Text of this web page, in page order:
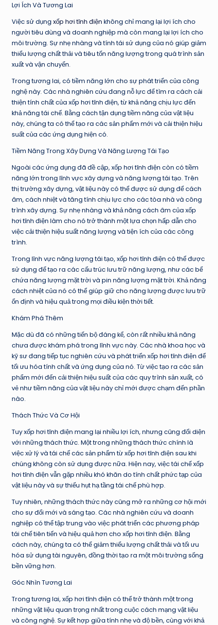
Lợi Ích Và Tương Lai
Việc sử dụng xốp hơi tĩnh điện không chỉ mang lại lợi ích cho
người tiêu dùng và doanh nghiệp mà còn mang lại lợi ích cho
môi trường. Sự nhẹ nhàng và tính tái sử dụng của nó giúp giảm
thiểu lượng chất thải và tiêu tốn năng lượng trong quá trình sản
xuất và vận chuyển.
Trong tương lai, có tiềm năng lớn cho sự phát triển của công
nghệ này. Các nhà nghiên cứu đang nỗ lực để tìm ra cách cải
thiện tính chất của xốp hơi tĩnh điện, từ khả năng chịu lực đến
khả năng tái chế. Bằng cách tận dụng tiềm năng của vật liệu
này, chúng ta có thể tạo ra các sản phẩm mới và cải thiện hiệu
suất của các ứng dụng hiện có.
Tiềm Năng Trong Xây Dựng Và Năng Lượng Tái Tạo
Ngoài các ứng dụng đã đề cập, xốp hơi tĩnh điện còn có tiềm
năng lớn trong lĩnh vực xây dựng và năng lượng tái tạo. Trên
thị trường xây dựng, vật liệu này có thể được sử dụng để cách
âm, cách nhiệt và tăng tính chịu lực cho các tòa nhà và công
trình xây dựng. Sự nhẹ nhàng và khả năng cách âm của xốp
hơi tĩnh điện làm cho nó trở thành một lựa chọn hấp dẫn cho
việc cải thiện hiệu suất năng lượng và tiện ích của các công
trình.
Trong lĩnh vực năng lượng tái tạo, xốp hơi tĩnh điện có thể được
sử dụng để tạo ra các cấu trúc lưu trữ năng lượng, như các bể
chứa năng lượng mặt trời và pin năng lượng mặt trời. Khả năng
cách nhiệt của nó có thể giúp giữ cho năng lượng được lưu trữ
ổn định và hiệu quả trong mọi điều kiện thời tiết.
Khám Phá Thêm
Mặc dù đã có những tiến bộ đáng kể, còn rất nhiều khả năng
chưa được khám phá trong lĩnh vực này. Các nhà khoa học và
kỹ sư đang tiếp tục nghiên cứu và phát triển xốp hơi tĩnh điện để
tối ưu hóa tính chất và ứng dụng của nó. Từ việc tạo ra các sản
phẩm mới đến cải thiện hiệu suất của các quy trình sản xuất, có
vẻ như tiềm năng của vật liệu này chỉ mới được chạm đến phần
nào.
Thách Thức Và Cơ Hội
Tuy xốp hơi tĩnh điện mang lại nhiều lợi ích, nhưng cũng đối diện
với những thách thức. Một trong những thách thức chính là
việc xử lý và tái chế các sản phẩm từ xốp hơi tĩnh điện sau khi
chúng không còn sử dụng được nữa. Hiện nay, việc tái chế xốp
hơi tĩnh điện vẫn gặp nhiều khó khăn do tính chất phức tạp của
vật liệu này và sự thiếu hụt hạ tầng tái chế phù hợp.
Tuy nhiên, những thách thức này cũng mở ra những cơ hội mới
cho sự đổi mới và sáng tạo. Các nhà nghiên cứu và doanh
nghiệp có thể tập trung vào việc phát triển các phương pháp
tái chế tiên tiến và hiệu quả hơn cho xốp hơi tĩnh điện. Bằng
cách này, chúng ta có thể giảm thiểu lượng chất thải và tối ưu
hóa sử dụng tài nguyên, đồng thời tạo ra một môi trường sống
bền vững hơn.
Góc Nhìn Tương Lai
Trong tương lai, xốp hơi tĩnh điện có thể trở thành một trong
những vật liệu quan trọng nhất trong cuộc cách mạng vật liệu
và công nghệ. Sự kết hợp giữa tính nhẹ và độ bền, cùng với khả